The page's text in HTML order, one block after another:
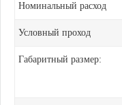
Номинальный расход
Условный проход
Габаритный размер: